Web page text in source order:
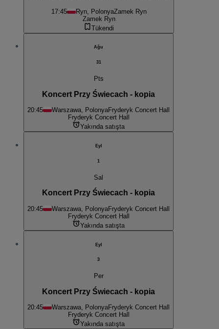
17:45 Ryn, PolonyaZamek Ryn
Zamek Ryn
Tükendi
Ağu
31
Pts
Koncert Przy Świecach - kopia
20:45 Warszawa, PolonyaFryderyk Concert Hall
Fryderyk Concert Hall
Yakında satışta
Eyl
1
Sal
Koncert Przy Świecach - kopia
20:45 Warszawa, PolonyaFryderyk Concert Hall
Fryderyk Concert Hall
Yakında satışta
Eyl
3
Per
Koncert Przy Świecach - kopia
20:45 Warszawa, PolonyaFryderyk Concert Hall
Fryderyk Concert Hall
Yakında satışta